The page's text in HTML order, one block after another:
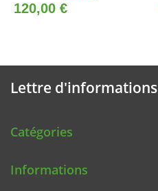
120,00 €
Lettre d'informations
Catégories
Informations